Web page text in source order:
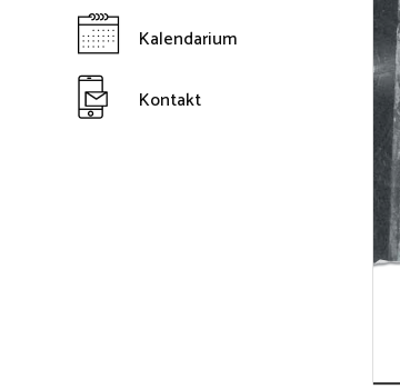
Kalendarium
Kontakt